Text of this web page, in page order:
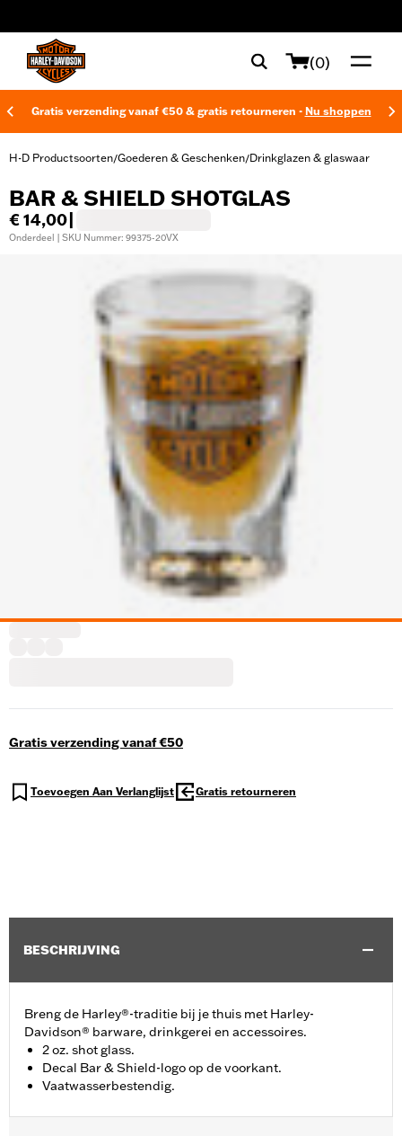
(0)
Gratis verzending vanaf €50 & gratis retourneren - Nu shoppen
H-D Productsoorten/Goederen & Geschenken/Drinkglazen & glaswaar
BAR & SHIELD SHOTGLAS
€ 14,00
Onderdeel | SKU Nummer: 99375-20VX
Gratis verzending vanaf €50
Toevoegen Aan Verlanglijst Gratis retourneren
BESCHRIJVING
Breng de Harley®-traditie bij je thuis met Harley-
Davidson® barware, drinkgerei en accessoires.
2 oz. shot glass.
Decal Bar & Shield-logo op de voorkant.
Vaatwasserbestendig.